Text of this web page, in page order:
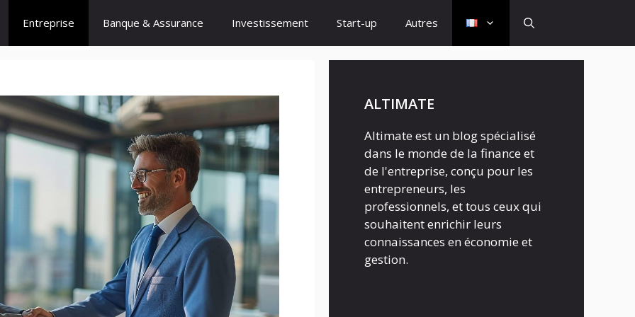
Entreprise Banque & Assurance Investissement Start-up Autres
ALTIMATE
Altimate est un blog spécialisé
dans le monde de la finance et
de l'entreprise, conçu pour les
entrepreneurs, les
professionnels, et tous ceux qui
souhaitent enrichir leurs
connaissances en économie et
gestion.